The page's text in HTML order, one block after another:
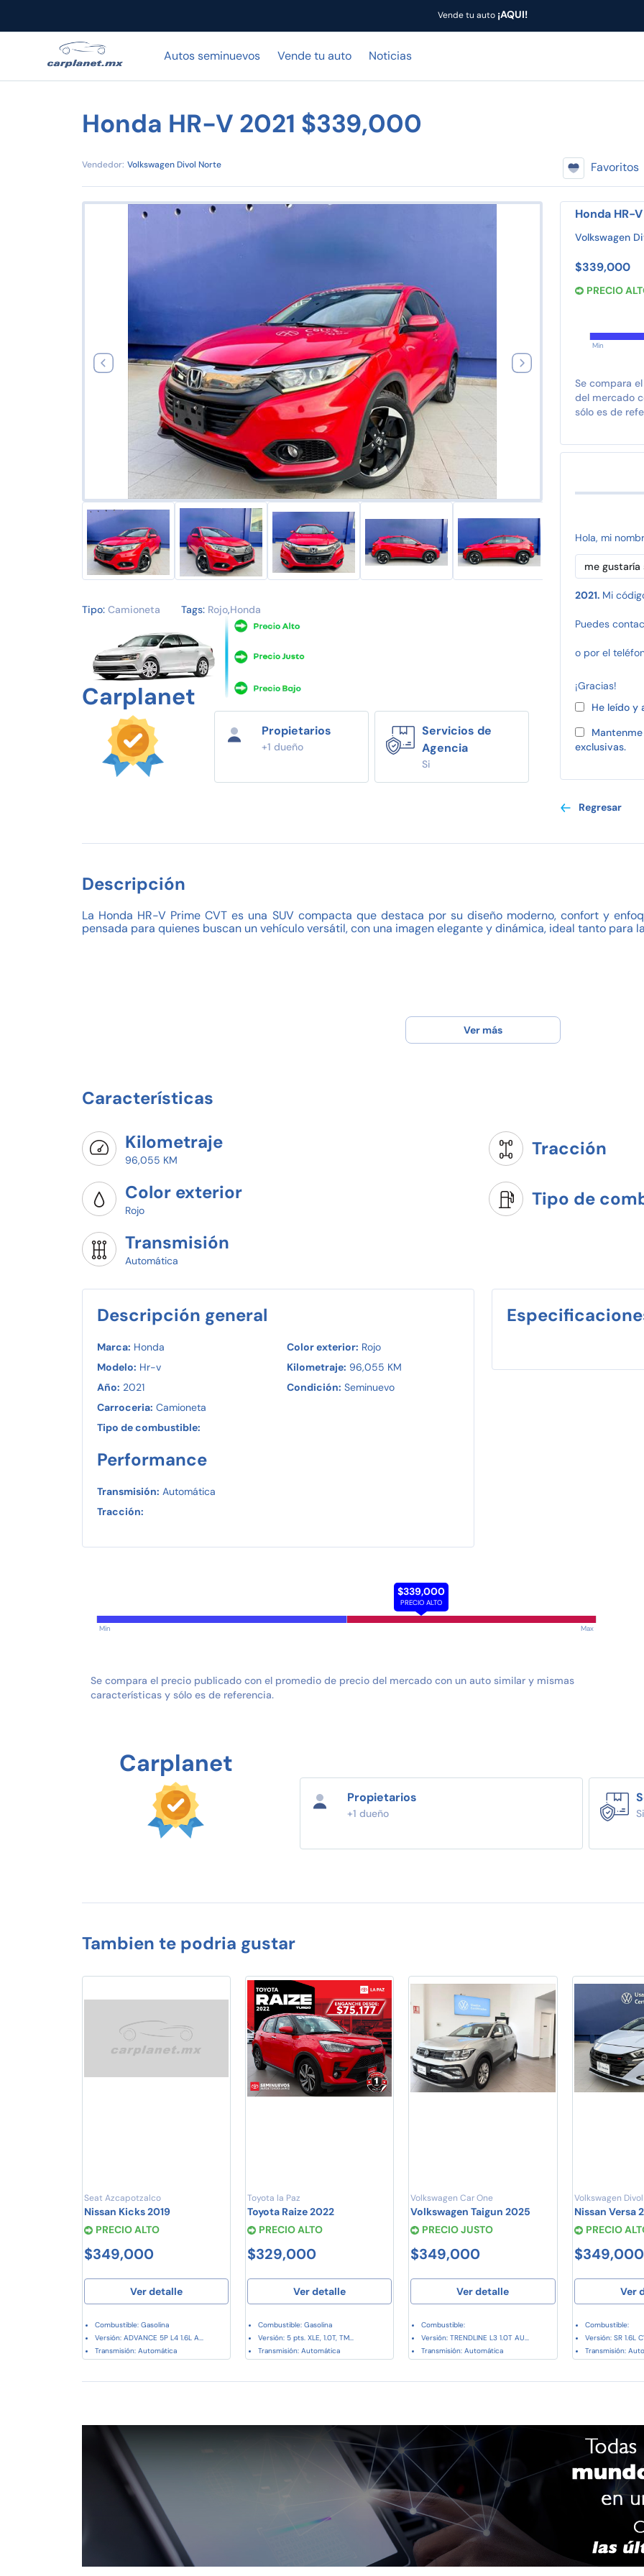
Vende tu auto¡AQUI!
Autos seminuevos Vende tu auto Noticias
Honda HR-V 2021 $339,000
Vendedor: Volkswagen Divol Norte Favoritos
Tipo: Camioneta Tags: Rojo,Honda
Carplanet
Propietarios
+1 dueño
Servicios de
Agencia
Si
Honda HR-V
Volkswagen
$339,000
PRECIO
Min
Se compara
del mercado
sólo es de
Hola, mi
2021. Mi
Puedes
o por el
¡Gracias!
He leído
exclusivas.
Regresar
Descripción
La Honda HR-V Prime CVT es una SUV compacta que destaca por su diseño moderno, confort y
pensada para quienes buscan un vehículo versátil, con una imagen elegante y dinámica, ideal tanto para
Ver más
Características
Kilometraje
96,055 KM
Tracción
Color exterior
Rojo
Tipo de
Transmisión
Automática
Descripción general
Marca: Honda
Modelo: Hr-v
Año: 2021
Carroceria: Camioneta
Tipo de combustible:
Color exterior: Rojo
Kilometraje: 96,055 KM
Condición: Seminuevo
Performance
Transmisión: Automática
Tracción:
$339,000
PRECIO ALTO
Min Max
Se compara el precio publicado con el promedio de precio del mercado con un auto similar y mismas
características y sólo es de referencia.
Carplanet
Propietarios
+1 dueño Si
Tambien te podria gustar
Seat Azcapotzalco
Nissan Kicks 2019
PRECIO ALTO
$349,000
Ver detalle
Combustible: Gasolina
Versión: ADVANCE 5P L4 1.6L A...
Transmisión: Automática
Toyota la Paz
Toyota Raize 2022
PRECIO ALTO
$329,000
Ver detalle
Combustible: Gasolina
Versión: 5 pts. XLE, 1.0T, TM...
Transmisión: Automática
Volkswagen Car One
Volkswagen Taigun 2025
PRECIO JUSTO
$349,000
Ver detalle
Combustible:
Versión: TRENDLINE L3 1.0T AU...
Transmisión: Automática
Volkswagen
Nissan Versa
PRECIO
$349,000
Ver
Combustible:
Versión: SR 1.6L
Transmisión: